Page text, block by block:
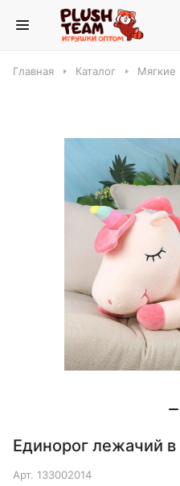
Главная Каталог Мягкие
Единорог лежачий
Арт. 133002014